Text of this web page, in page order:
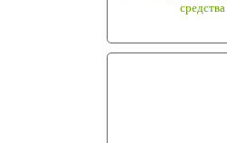
средства